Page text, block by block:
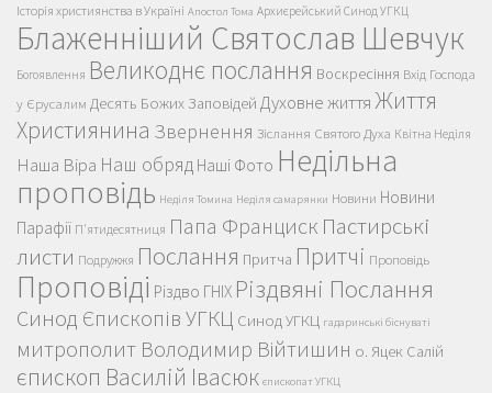
Історія християнства в Україні Апостол Тома Архиєрейський Синод УГКЦ
Блаженніший Святослав Шевчук
Богоявлення Великоднє послання Воскресіння Вхід Господа
у Єрусалим Десять Божих Заповідей Духовне життяЖиття
Християнина Звернення Зіслання Святого Духа Квітна Неділя
Наша Віра Наш обряд Наші Фото Недільна
проповідь Неділя Томина Неділя самарянки Новини Новини
Парафії П'ятидесятниця Папа Франциск Пастирські
листи Подружжя Послання Притча Притчі Проповідь
Проповіді Різдво ГНІХ Різдвяні Послання
Синод Єпископів УГКЦ Синод УГКЦ гадаринські біснуваті
митрополит Володимир Війтишин о. Яцек Салій
єпископ Василій Івасюк єпископат УГКЦ